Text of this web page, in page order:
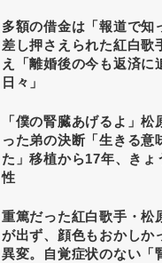
多額の借金は「報道で知
差し押さえられた紅白歌
え「離婚後の今も返済に
日々」
「僕の腎臓あげるよ」松
った弟の決断「生きる意
た」移植から17年、きょ
性
重篤だった紅白歌手・松
が出ず、顔色もおかしか
異変。自覚症状のない「